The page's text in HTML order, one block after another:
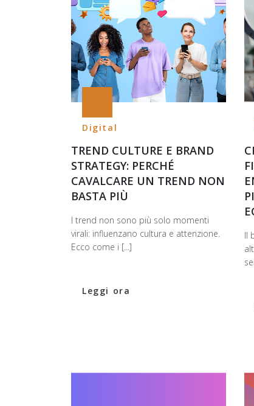
Digital
TREND CULTURE E BRAND
STRATEGY: PERCHÉ
CAVALCARE UN TREND NON
BASTA PIÙ
I trend non sono più solo momenti
virali: influenzano cultura e attenzione.
Ecco come i [...]
Leggi ora
Il